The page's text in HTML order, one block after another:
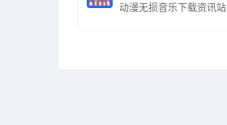
动漫无损音乐下载资讯站